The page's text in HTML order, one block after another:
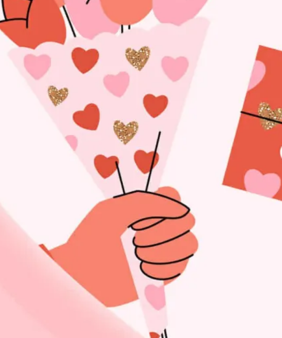
အမှန်
တက
ပျံသန်း
နေတာ
ကို မြင်
တွေ့ခဲ့
Read
more:
စကော့
တလန်
နိုင်ငံ
Glasg
ow မြို့
ကောင်
းကင်
ပေါ်မှာ
နဂါး
တစ်
ကောင်
တက
ယ်
ပျံသန်း